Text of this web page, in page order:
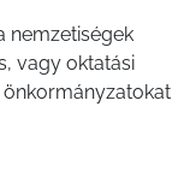
nemzetiségek
vagy oktatási
önkormányzatokat